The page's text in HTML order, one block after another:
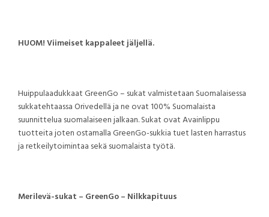
HUOM! Viimeiset kappaleet jäljellä.
Huippulaadukkaat GreenGo – sukat valmistetaan Suomalaisessa
sukkatehtaassa Orivedellä ja ne ovat 100% Suomalaista
suunnittelua suomalaiseen jalkaan. Sukat ovat Avainlippu
tuotteita joten ostamalla GreenGo-sukkia tuet lasten harrastus
ja retkeilytoimintaa sekä suomalaista työtä.
Merilevä-sukat – GreenGo – Nilkkapituus